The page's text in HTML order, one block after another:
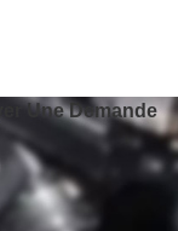
Une Demande